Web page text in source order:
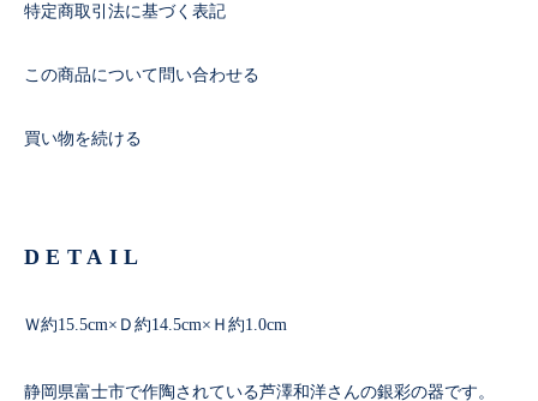
特定商取引法に基づく表記
この商品について問い合わせる
買い物を続ける
DETAIL
Ｗ約15.5cm×Ｄ約14.5cm×Ｈ約1.0cm
静岡県富士市で作陶されている芦澤和洋さんの銀彩の器です。